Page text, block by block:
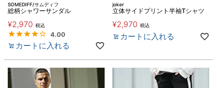
SOMEDIFF/サムディフ
総柄シャワーサンダル
¥2,970 税込
4.00
カートに入れる
joker
立体サイドプリント半袖Tシャツ
¥2,970 税込
カートに入れる